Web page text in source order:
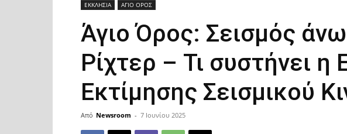
ΕΚΚΛΗΣΙΑ ΑΓΙΟ ΟΡΟΣ
Άγιο Όρος: Σεισμός
Ρίχτερ – Τι συστήνει η
Εκτίμησης Σεισμικού
Από Newsroom - 7 Ιουνίου 2025